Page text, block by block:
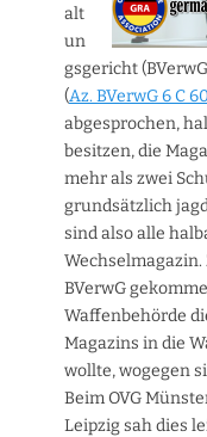
alt
un
gsgericht
(Az. BVerwG 6 C
abgesprochen,
besitzen, die
mehr als zwei
grundsätzlich
sind also alle
BVerwG
Waffenbehörde
Magazins in die
wollte, wogegen
Beim OVG
Leipzig sah dies